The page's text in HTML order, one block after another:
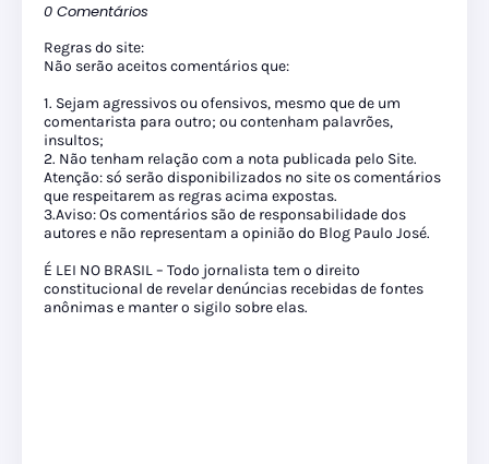
0 Comentários
Regras do site:
Não serão aceitos comentários que:
1. Sejam agressivos ou ofensivos, mesmo que de um
comentarista para outro; ou contenham palavrões,
insultos;
2. Não tenham relação com a nota publicada pelo Site.
Atenção: só serão disponibilizados no site os comentários
que respeitarem as regras acima expostas.
3.Aviso: Os comentários são de responsabilidade dos
autores e não representam a opinião do Blog Paulo José.
É LEI NO BRASIL – Todo jornalista tem o direito
constitucional de revelar denúncias recebidas de fontes
anônimas e manter o sigilo sobre elas.